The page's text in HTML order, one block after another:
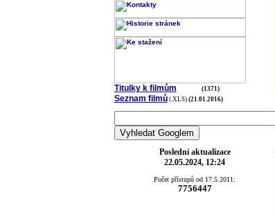
Titulky k filmům (1371)
Seznam filmů (.XLS) (21.01.2016)
Poslední aktualizace
22.05.2024, 12:24
Počet přístupů od 17.5.2011:
7756447